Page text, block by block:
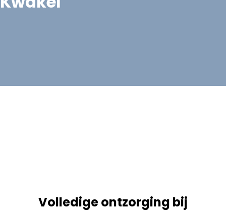
Volledige ontzorging bij